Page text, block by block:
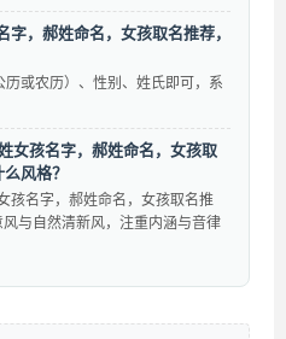
，郝姓命名，女孩取名推荐，
或农历）、性别、姓氏即可，系
女孩名字，郝姓命名，女孩取
风格？
孩名字，郝姓命名，女孩取名推
与自然清新风，注重内涵与音律